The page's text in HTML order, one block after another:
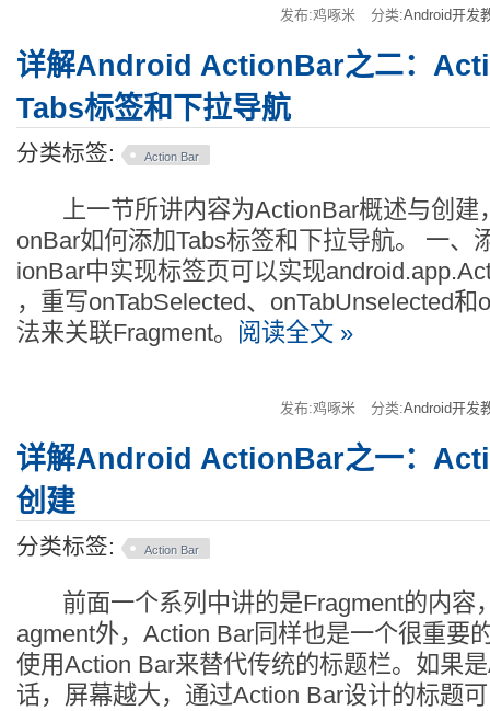
发布:鸡啄米 分类:Android开发
详解Android ActionBar之二：
Tabs标签和下拉导航
分类标签: Action Bar
上一节所讲内容为ActionBar概述与创建
onBar如何添加Tabs标签和下拉导航。 一、
ionBar中实现标签页可以实现
，重写onTabSelected、onTabUnselected和
法来关联Fragment。 阅读全文 »
发布:鸡啄米 分类:Android开发
详解Android ActionBar之一：
创建
分类标签: Action Bar
前面一个系列中讲的是Fragment的内容
agment外，Action Bar同样也是一个很重要
使用Action Bar来替代传统的标题栏。如果
话，屏幕越大，通过Action Bar设计的标题